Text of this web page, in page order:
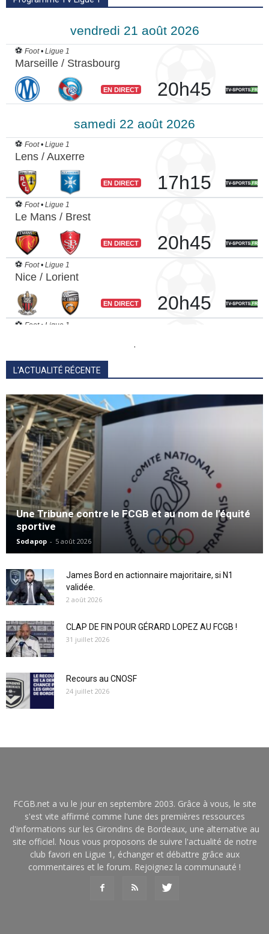
.
L'ACTUALITÉ RÉCENTE
Une Tribune contre le FCGB et au nom de l’équité
sportive
Sodapop - 5 août 2026
James Bord en actionnaire majoritaire, si N1
validée.
2 août 2026
CLAP DE FIN POUR GÉRARD LOPEZ AU FCGB !
31 juillet 2026
Recours au CNOSF
24 juillet 2026
FCGB.net a vu le jour en septembre 2003. Grâce à vous, le site
s'est vite affirmé comme l'une des premières ressources
d'informations sur les Girondins de Bordeaux, une alternative au
site officiel. Nous vous proposons de suivre l'actualité de notre
club favori en Ligue 1, échanger et débattre grâce aux
commentaires et le forum. Rejoignez la communauté !